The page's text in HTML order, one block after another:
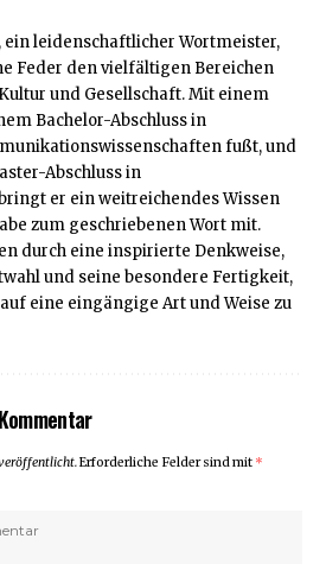
ein leidenschaftlicher Wortmeister,
Feder den vielfältigen Bereichen
und Gesellschaft. Mit einem
Bachelor-Abschluss in
fußt, und
Abschluss in
er ein weitreichendes Wissen
zum geschriebenen Wort mit.
durch eine inspirierte Denkweise,
und seine besondere Fertigkeit,
eine eingängige Art und Weise zu
Erforderliche Felder sind mit *